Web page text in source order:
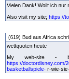
Vielen Dank! Wollt ich nur
Also visit my site; https://
(619) Bud aus Africa
wettquoten heute
My web-site -
https://doctordisney.com/
basketballspiele- r-wie-